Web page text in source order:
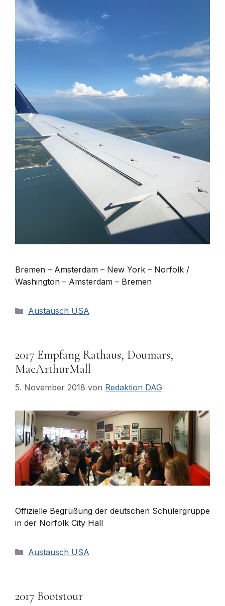
Bremen – Amsterdam – New York – Norfolk /
Washington – Amsterdam – Bremen
Kategorien
Austausch USA
2017 Empfang Rathaus, Doumars,
MacArthurMall
5. November 2018 von Redaktion DAG
Offizielle Begrüßung der deutschen Schülergruppe
in der Norfolk City Hall
Kategorien
Austausch USA
2017 Bootstour